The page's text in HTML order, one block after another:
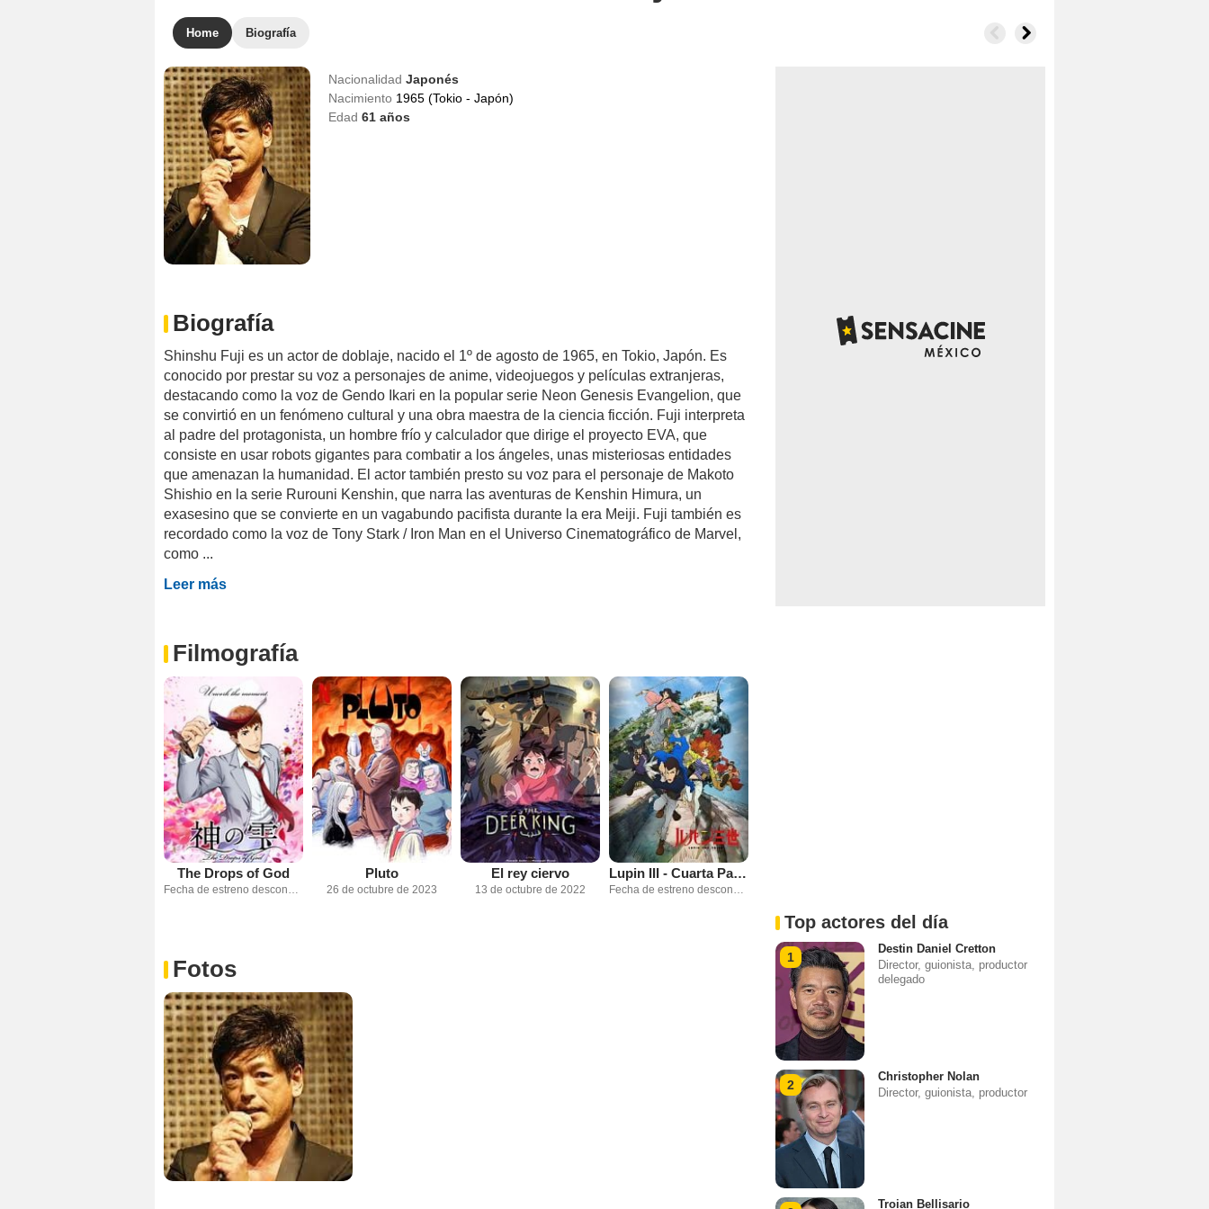
Home Biografía
Nacionalidad Japonés
Nacimiento 1965 (Tokio - Japón)
Edad 61años
Biografía
Shinshu Fuji es un actor de doblaje, nacido el 1º de agosto de 1965, en Tokio, Japón. Es
conocido por prestar su voz a personajes de anime, videojuegos y películas extranjeras,
destacando como la voz de Gendo Ikari en la popular serie Neon Genesis Evangelion, que
se convirtió en un fenómeno cultural y una obra maestra de la ciencia ficción. Fuji interpreta
al padre del protagonista, un hombre frío y calculador que dirige el proyecto EVA, que
consiste en usar robots gigantes para combatir a los ángeles, unas misteriosas entidades
que amenazan la humanidad. El actor también presto su voz para el personaje de Makoto
Shishio en la serie Rurouni Kenshin, que narra las aventuras de Kenshin Himura, un
exasesino que se convierte en un vagabundo pacifista durante la era Meiji. Fuji también es
recordado como la voz de Tony Stark / Iron Man en el Universo Cinematográfico de Marvel,
como ...
Leer más
Filmografía
The Drops of God Pluto
26 de octubre de 2023
El rey ciervo
13 de octubre de 2022
Lupin III - Cuarta Parte
Fotos
Top actores del día
1
Destin Daniel Cretton
Director, guionista, productor
delegado
2
Christopher Nolan
Director, guionista, productor
Troian Bellisario